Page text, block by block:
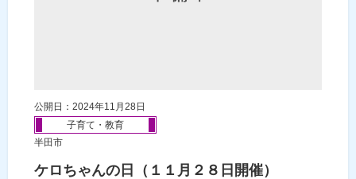
公開日：2024年11月28日
子育て・教育
半田市
ケロちゃんの日（１１月２８日開催）